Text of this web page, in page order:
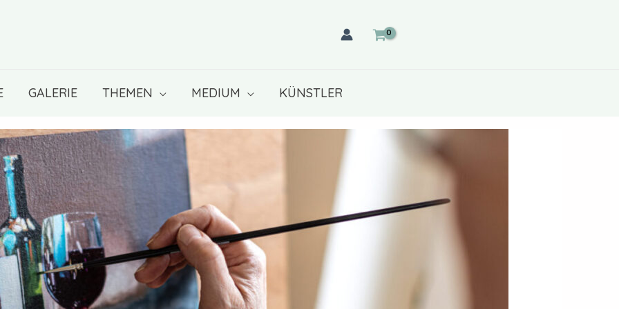
GALERIE THEMEN MEDIUM KÜNSTLER